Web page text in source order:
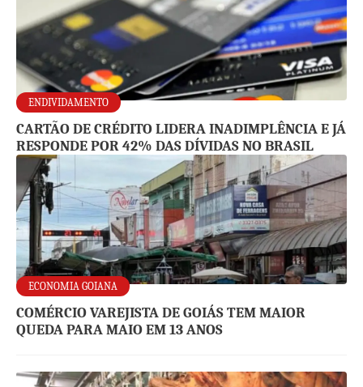
ENDIVIDAMENTO
CARTÃO DE CRÉDITO LIDERA INADIMPLÊNCIA E JÁ
RESPONDE POR 42% DAS DÍVIDAS NO BRASIL
ECONOMIA GOIANA
COMÉRCIO VAREJISTA DE GOIÁS TEM MAIOR
QUEDA PARA MAIO EM 13 ANOS